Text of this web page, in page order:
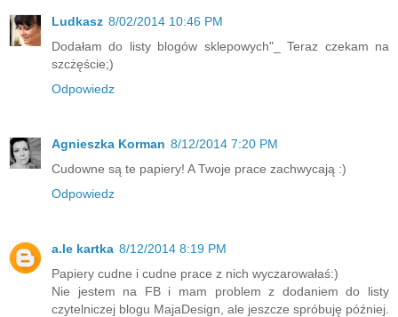
Ludkasz 8/02/2014 10:46 PM
Dodałam do listy blogów sklepowych"_ Teraz czekam na
szcżęście;)
Odpowiedz
Agnieszka Korman 8/12/2014 7:20 PM
Cudowne są te papiery! A Twoje prace zachwycają :)
Odpowiedz
a.le kartka 8/12/2014 8:19 PM
Papiery cudne i cudne prace z nich wyczarowałaś:)
Nie jestem na FB i mam problem z dodaniem do listy
czytelniczej blogu MajaDesign, ale jeszcze spróbuję później.